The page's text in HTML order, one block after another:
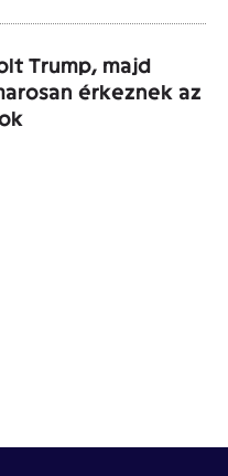
Trump, majd
érkeznek az